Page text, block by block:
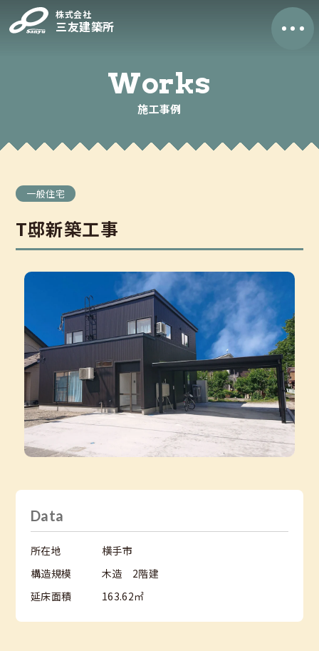
株式会社
三友建築所
トップページ
ご相談から完成までの流れ よくあるご質問
施工事例
モデルハウス
制度・保証（ZEHに関する表記）
補助金・ローンガイド
リフォーム
会社概要
採用情報
数字で紐解く三友建築所
お知らせ
Works
施工事例
一般住宅
T邸新築工事
Data
所在地
横手市
構造規模
木造 2階建
延床面積
163.62㎡